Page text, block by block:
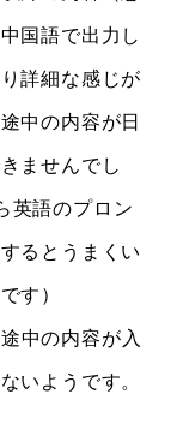
国語で出力し
詳細な感じが
中の内容が日
ませんでし
英語のプロン
るとうまくい
す）
中の内容が入
いようです。